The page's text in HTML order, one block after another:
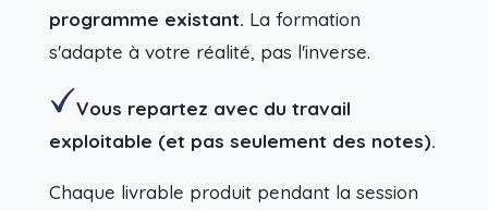
programme existant. La formation
s'adapte à votre réalité, pas l'inverse.
Vous repartez avec du travail
exploitable (et pas seulement des notes).
Chaque livrable produit pendant la session